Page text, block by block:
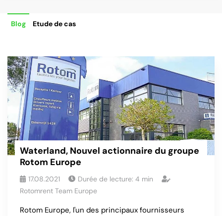
Blog Etude de cas
Waterland, Nouvel actionnaire du groupe
Rotom Europe
17.08.2021 Durée de lecture: 4 min
Rotomrent Team Europe
Rotom Europe, l'un des principaux fournisseurs